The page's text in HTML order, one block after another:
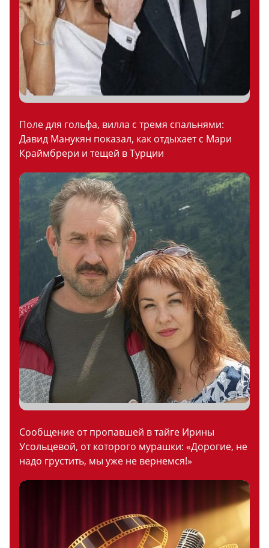
Поле для гольфа, вилла с тремя спальнями:
Давид Манукян показал, как отдыхает с Мари
Краймбрери и тещей в Турции
Сообщение от пропавшей в тайге Ирины
Усольцевой, от которого мурашки: «Дорогие, не
надо грустить, мы уже не вернемся!»